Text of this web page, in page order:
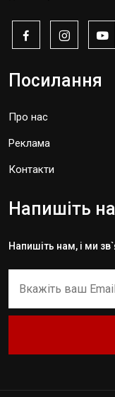
Посилання
Про нас
Реклама
Контакти
Напишіть
Напишіть нам, і ми